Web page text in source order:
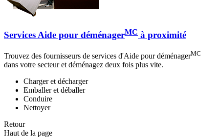
Services Aide pour déménagerMC à proximité
Trouvez des fournisseurs de services d'Aide pour déménagerMC
dans votre secteur et déménagez deux fois plus vite.
Charger et décharger
Emballer et déballer
Conduire
Nettoyer
Retour
Haut de la page